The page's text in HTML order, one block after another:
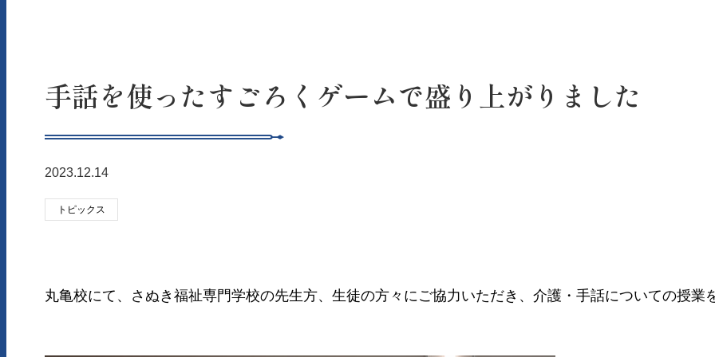
手話を使ったすごろくゲームで盛り上がりました
2023.12.14
トピックス
丸亀校にて、さぬき福祉専門学校の先生方、生徒の方々にご協力いただき、介護・手話についての授業